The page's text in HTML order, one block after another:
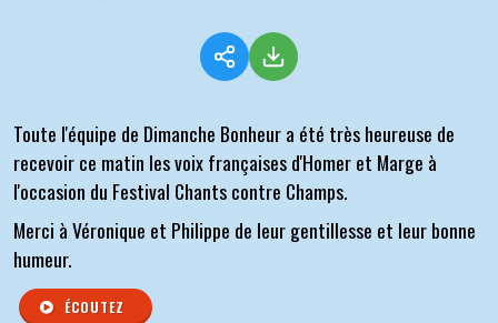
Toute l'équipe de Dimanche Bonheur a été très heureuse de
recevoir ce matin les voix françaises d'Homer et Marge à
l'occasion du Festival Chants contre Champs.
Merci à Véronique et Philippe de leur gentillesse et leur bonne
humeur.
ÉCOUTEZ